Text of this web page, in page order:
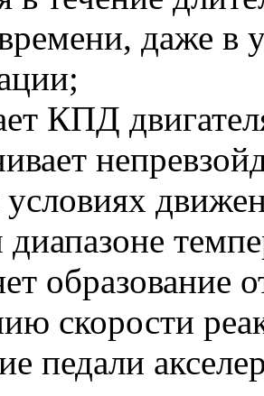
даже в
КПД
образование
скорости
педали